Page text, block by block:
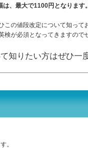
、最大で1100円となります
この値段改定について知って
検が必須となってきますの
知りたい方はぜひ一
。